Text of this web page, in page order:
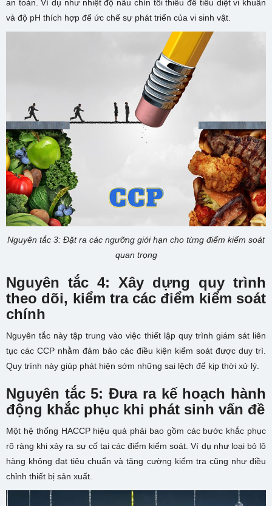
an toàn. Ví dụ như nhiệt độ nấu chín tối thiểu để tiêu diệt vi khuẩn
và độ pH thích hợp để ức chế sự phát triển của vi sinh vật.
Nguyên tắc 3: Đặt ra các ngưỡng giới hạn cho từng điểm kiểm soát
quan trọng
Nguyên tắc 4: Xây dựng quy trình
theo dõi, kiểm tra các điểm kiểm soát
chính
Nguyên tắc này tập trung vào việc thiết lập quy trình giám sát liên
tục các CCP nhằm đảm bảo các điều kiện kiểm soát được duy trì.
Quy trình này giúp phát hiện sớm những sai lệch để kịp thời xử lý.
Nguyên tắc 5: Đưa ra kế hoạch hành
động khắc phục khi phát sinh vấn đề
Một hệ thống HACCP hiệu quả phải bao gồm các bước khắc phục
rõ ràng khi xảy ra sự cố tại các điểm kiểm soát. Ví dụ như loại bỏ lô
hàng không đạt tiêu chuẩn và tăng cường kiểm tra cũng như điều
chỉnh thiết bị sản xuất.